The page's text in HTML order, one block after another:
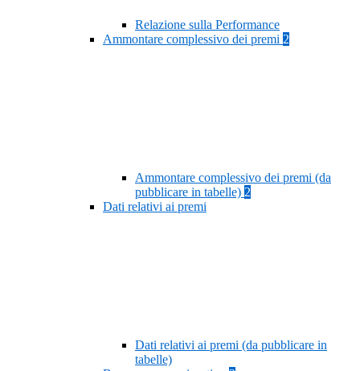
Relazione sulla Performance
Ammontare complessivo dei premi 2
Ammontare complessivo dei premi (da
pubblicare in tabelle) 2
Dati relativi ai premi
Dati relativi ai premi (da pubblicare in
tabelle)